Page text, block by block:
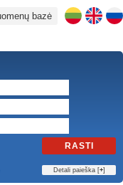
bazė
RASTI
Detali paieška [+]